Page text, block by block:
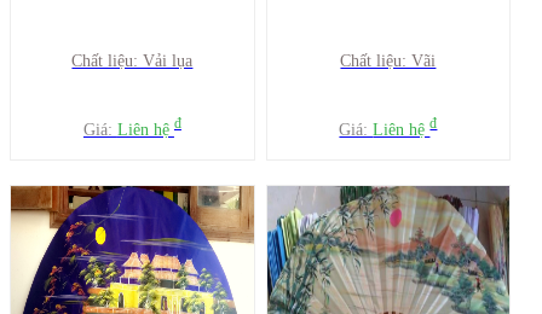
Chất liệu: Vải lụa
Giá: Liên hệ đ
Chất liệu: Vãi
Giá:Liên hệđ